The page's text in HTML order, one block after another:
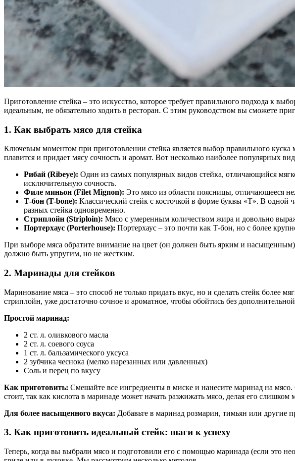
Приготовление стейка – это искусство, которое требует правильного подхода к
идеальным, не обязательно ходить в ресторан. С этим руководством вы сможете
1. Как выбрать мясо для стейка
Ключевым моментом при приготовлении стейка является выбор правильного
плавится и придает мясу сочность и аромат. Вот несколько наиболее популярных
Рибай (Ribeye): Один из самых популярных видов стейка, отличающийся
исключительную сочность.
Филе миньон (Filet Mignon): Это мясо из области поясницы, отличающееся
Т-бон (T-bone): Классический стейк с косточкой в форме буквы «Т». В одной
разных стейка одновременно.
Стриплойн (Striploin): Мясо с умеренным количеством жира и довольно
Портерхаус (Porterhouse): Портерхаус – это почти как Т-бон, но с более
При выборе мяса обратите внимание на цвет (он должен быть ярким и
должно быть упругим, но не жестким.
2. Маринады для стейков
Маринование мяса – это способ не только придать вкус, но и сделать стейк
стриплойн, уже достаточно сочное и ароматное, чтобы обойтись без
Простой маринад:
2 ст. л. оливкового масла
2 ст. л. соевого соуса
1 ст. л. бальзамического уксуса
2 зубчика чеснока (мелко нарезанных или давленных)
Соль и перец по вкусу
Как приготовить: Смешайте все ингредиенты в миске и нанесите маринад на
стоит, так как кислота в маринаде может начать разжижать мясо, делая его
Для более насыщенного вкуса: Добавьте в маринад розмарин, тимьян или другие
3. Как приготовить идеальный стейк: шаги к успеху
Теперь, когда вы выбрали мясо и подготовили его с помощью маринада (если это